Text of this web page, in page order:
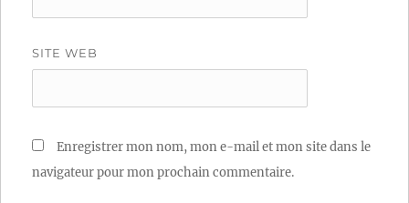
SITE WEB
Enregistrer mon nom, mon e-mail et mon site dans le
navigateur pour mon prochain commentaire.